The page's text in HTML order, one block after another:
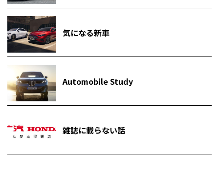
気になる新車
Automobile Study
雑誌に載らない話